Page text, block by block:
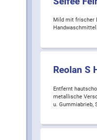
Mild mit frischer
Handwaschmittel.
Reolan S
Entfernt
metallische
u. Gummiabrieb,